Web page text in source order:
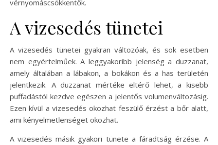
vérnyomáscsökkentők.
A vizesedés tünetei
A vizesedés tünetei gyakran változóak, és sok esetben
nem egyértelműek. A leggyakoribb jelenség a duzzanat,
amely általában a lábakon, a bokákon és a has területén
jelentkezik. A duzzanat mértéke eltérő lehet, a kisebb
puffadástól kezdve egészen a jelentős volumenváltozásig.
Ezen kívül a vizesedés okozhat feszülő érzést a bőr alatt,
ami kényelmetlenséget okozhat.
A vizesedés másik gyakori tünete a fáradtság érzése. A